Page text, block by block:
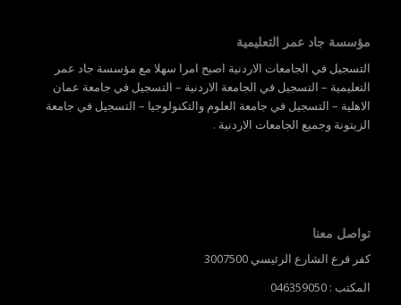
مؤسسة جاد عمر التعليمية
التسجيل في الجامعات الاردنية اصبح امرا سهلا مع مؤسسة جاد عمر
التعليمية – التسجيل في الجامعة الاردنية – التسجيل في جامعة عمان
الاهلية – التسجيل في جامعة العلوم والتكنولوجيا – التسجيل في جامعة
الزيتونة وجميع الجامعات الاردنية .
تواصل معنا
كفر قرع الشارع الرئيسي 3007500
المكتب : 046359050